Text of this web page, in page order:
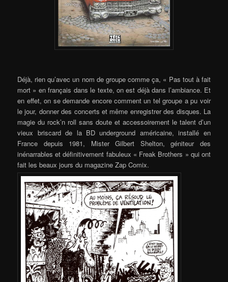
Déjà, rien qu’avec un nom de groupe comme ça, « Pas tout à fait
mort » en français dans le texte, on est déjà dans l’ambiance. Et
en effet, on se demande encore comment un tel groupe a pu voir
le jour, donner des concerts et même enregistrer des disques. La
magie du rock’n roll sans doute et accessoirement le talent d’un
vieux briscard de la BD underground américaine, installé en
France depuis 1981, Mister Gilbert Shelton, géniteur des
inénarrables et définitivement fabuleux « Freak Brothers » qui ont
fait les beaux jours du magazine Zap Comix.